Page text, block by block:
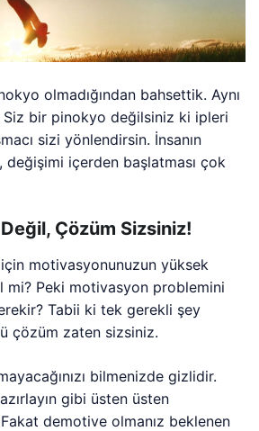
olmadığından bahsettik. Aynı
bir pinokyo değilsiniz ki ipleri
sizi yönlendirsin. İnsanın
içerden başlatması çok
Çözüm Sizsiniz!
motivasyonunuzun yüksek
mi? Peki motivasyon problemini
Tabii ki tek gerekli şey
çözüm zaten sizsiniz.
bilmenizde gizlidir.
gibi üsten üsten
demotive olmanız beklenen